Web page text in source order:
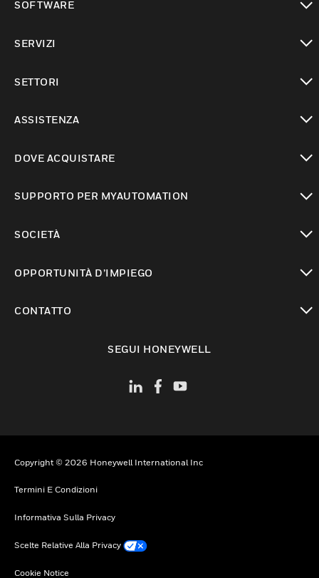
SOFTWARE
SERVIZI
SETTORI
ASSISTENZA
DOVE ACQUISTARE
SUPPORTO PER MYAUTOMATION
SOCIETÀ
OPPORTUNITÀ D’IMPIEGO
CONTATTO
SEGUI HONEYWELL
Copyright © 2026 Honeywell International Inc
Termini E Condizioni
Informativa Sulla Privacy
Scelte Relative Alla Privacy
Cookie Notice